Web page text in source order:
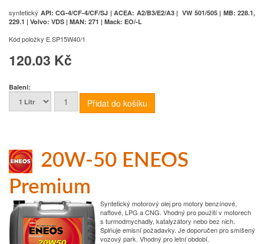
syntetický API: CG-4/CF-4/CF/SJ | ACEA: A2/B3/E2/A3 | VW 501/505 | MB: 228.1,
229.1 | Volvo: VDS | MAN: 271 | Mack: EO/-L
Kód položky E.SP15W40/1
120.03 Kč
Balení:
20W-50 ENEOS
Premium
Syntetický motorový olej pro motory benzínové,
naftové, LPG a CNG. Vhodný pro použití v motorech
s turmodmychadly, katalyzátory nebo bez nich.
Splňuje emisní požadavky. Je doporučen pro smíšený
vozový park. Vhodný pro letní období.